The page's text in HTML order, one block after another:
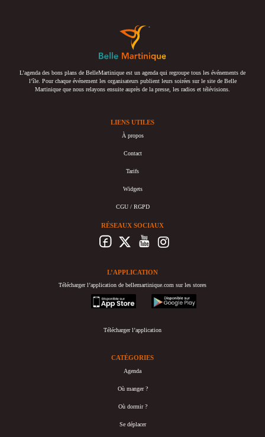
L’agenda des bons plans de BelleMartinique est un agenda qui regroupe tous les événements de
l’île. Pour chaque événement les organisateurs publient leurs soirées sur le site de Belle
Martinique que nous relayons ensuite auprès de la presse, les radios et télévisions.
LIENS UTILES
À propos
Contact
Tarifs
Widgets
CGU / RGPD
RÉSEAUX SOCIAUX
L’APPLICATION
Télécharger l’application de bellemartinique.com sur les stores
appstore
googleplay
Télécharger l’application
CATÉGORIES
Agenda
Où manger ?
Où dormir ?
Se déplacer